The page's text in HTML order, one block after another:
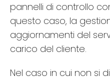
pannelli di controllo
questo caso, la
aggiornamenti del
carico del cliente.
Nel caso in cui non si